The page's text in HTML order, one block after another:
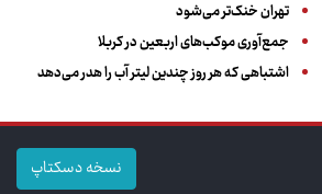
تهران خنک‌تر می‌شود
جمع‌آوری موکب‌های اربعین در کربلا
اشتباهی که هر روز چندین لیتر آب را هدر می‌دهد
نسخه دسکتاپ